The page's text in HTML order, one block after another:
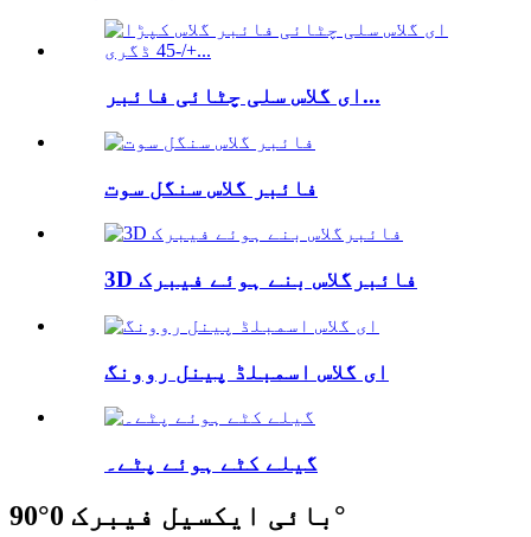
ای گلاس سلی چٹائی فائبر...
فائبر گلاس سنگل سوت
3D فائبرگلاس بنے ہوئے فیبرک
ای گلاس اسمبلڈ پینل روونگ
گیلے کٹے ہوئے پٹے۔
بائی ایکسیل فیبرک 0°90°